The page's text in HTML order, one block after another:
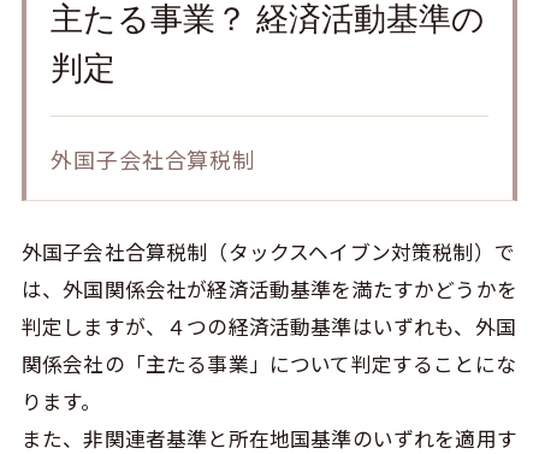
主たる事業？ 経済活動基準の
判定
外国子会社合算税制
外国子会社合算税制（タックスヘイブン対策税制）で
は、外国関係会社が経済活動基準を満たすかどうかを
判定しますが、４つの経済活動基準はいずれも、外国
関係会社の「主たる事業」について判定することにな
ります。
また、非関連者基準と所在地国基準のいずれを適用す